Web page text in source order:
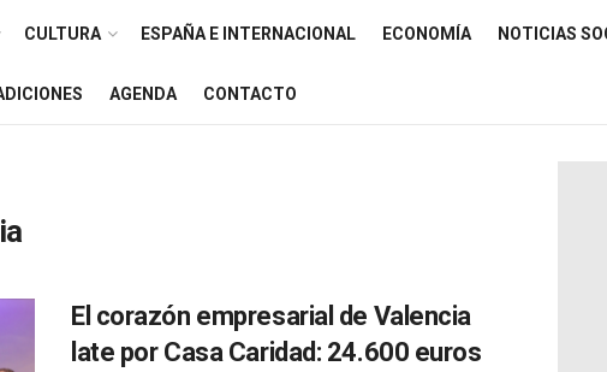
CULTURA ESPAÑA E INTERNACIONAL ECONOMÍA NOTICIAS
AGENDA CONTACTO
El corazón empresarial de Valencia
late por Casa Caridad: 24.600 euros